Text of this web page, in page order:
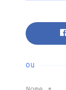
ou